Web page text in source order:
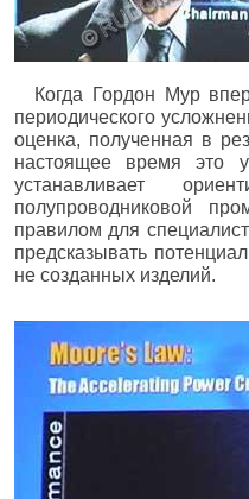
Когда Гордон Мур
периодического
оценка, полученная в
настоящее время это
устанавливает
полупроводниковой
правилом для
предсказывать
не созданных изделий.